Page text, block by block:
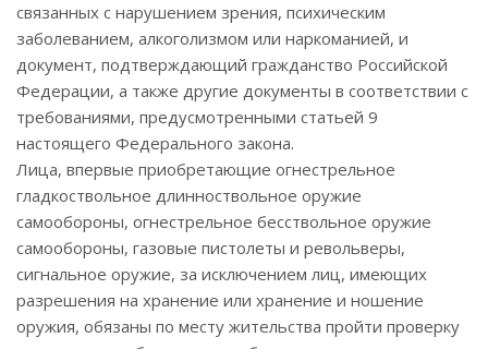
связанных с нарушением зрения, психическим
заболеванием, алкоголизмом или наркоманией, и
документ, подтверждающий гражданство Российской
Федерации, а также другие документы в соответствии с
требованиями, предусмотренными статьей 9
настоящего Федерального закона.
Лица, впервые приобретающие огнестрельное
гладкоствольное длинноствольное оружие
самообороны, огнестрельное бесствольное оружие
самообороны, газовые пистолеты и револьверы,
сигнальное оружие, за исключением лиц, имеющих
разрешения на хранение или хранение и ношение
оружия, обязаны по месту жительства пройти проверку